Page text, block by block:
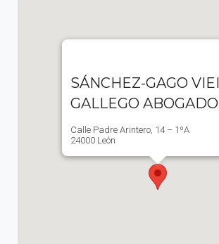
SÁNCHEZ-GAGO
GALLEGO
Calle Padre Arintero, 14 – 1ºA
24000 León